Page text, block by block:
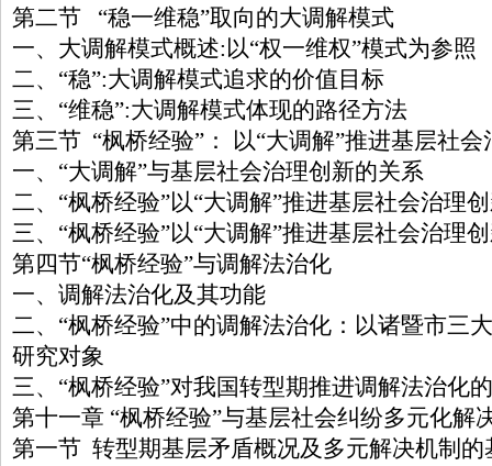
第二节 “稳一维稳”取向的大调解模式
一、大调解模式概述:以“权一维权”模式为参照
二、“稳”:大调解模式追求的价值目标
三、“维稳”:大调解模式体现的路径方法
第三节 “枫桥经验”： 以“大调解”推进基层社
一、“大调解”与基层社会治理创新的关系
二、“枫桥经验”以“大调解”推进基层社会治理
三、“枫桥经验”以“大调解”推进基层社会治理
第四节“枫桥经验”与调解法治化
一、调解法治化及其功能
二、“枫桥经验”中的调解法治化：以诸暨市三
研究对象
三、“枫桥经验”对我国转型期推进调解法治化
第十一章 “枫桥经验”与基层社会纠纷多元化解
第一节 转型期基层矛盾概况及多元解决机制的